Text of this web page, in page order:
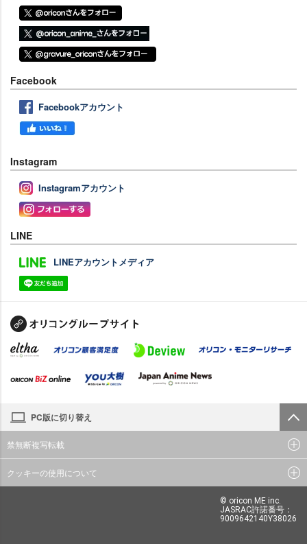
Facebook
Facebookアカウント
Instagram
Instagramアカウント
LINE
LINEアカウントメディア
PC版に切り替え
禁無断複写転載
クッキーの使用について
© oricon ME inc.
JASRAC許諾番号：
9009642140Y38026